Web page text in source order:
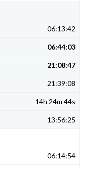
06:13:42
06:44:03
21:08:47
21:39:08
14h 24m 44s
13:56:25
06:14:54